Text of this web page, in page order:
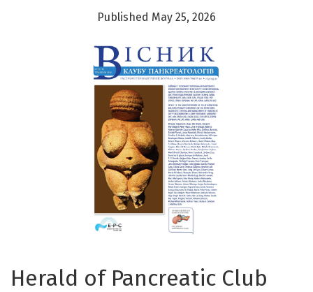
Published May 25, 2026
Herald of Pancreatic Club